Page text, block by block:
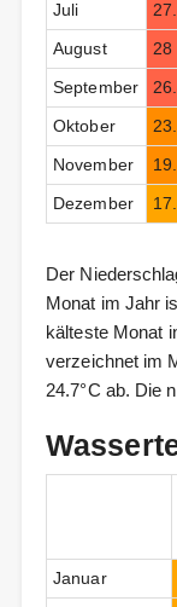
Juli
August 28
September
Oktober
November
Dezember
Der
Monat im Jahr
kälteste Monat
verzeichnet im
24.7°C ab. Die
Januar